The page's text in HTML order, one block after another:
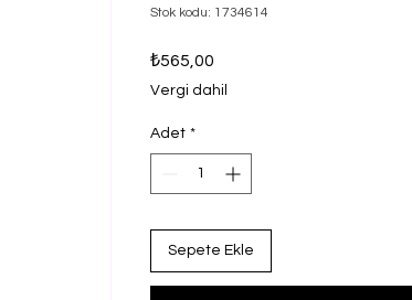
Stok kodu: 1734614
₺565,00
Vergi dahil
Adet *
Sepete Ekle